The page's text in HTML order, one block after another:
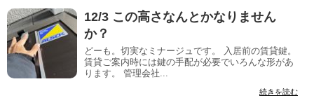
12/3 この高さなんとかなりません
か？
どーも。切実なミナージュです。 入居前の賃貸鍵。
賃貸ご案内時には鍵の手配が必要でいろんな形があ
ります。 管理会社...
続きを読む